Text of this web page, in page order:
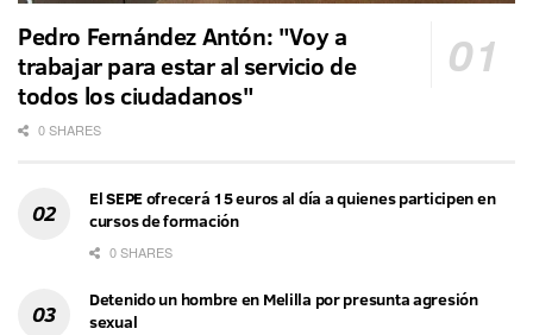
Pedro Fernández Antón: "Voy a
trabajar para estar al servicio de
todos los ciudadanos"
0 SHARES
El SEPE ofrecerá 15 euros al día a quienes participen en
cursos de formación
0 SHARES
Detenido un hombre en Melilla por presunta agresión
sexual